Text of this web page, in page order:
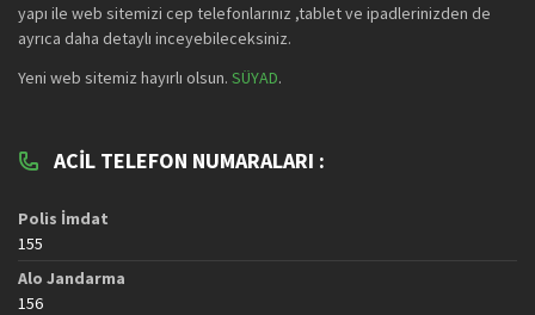
yapı ile web sitemizi cep telefonlarınız ,tablet ve ipadlerinizden de
ayrıca daha detaylı inceyebileceksiniz.
Yeni web sitemiz hayırlı olsun. SÜYAD.
ACIL TELEFON NUMARALARI :
Polis İmdat
155
Alo Jandarma
156